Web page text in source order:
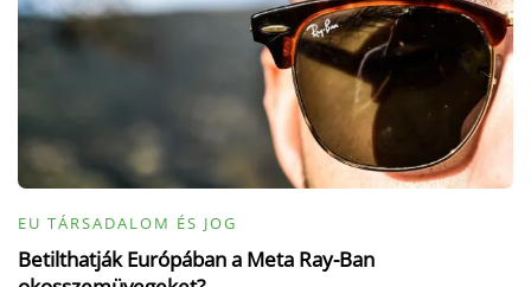
EU TÁRSADALOM ÉS JOG
Betilthatják Európában a Meta Ray-Ban